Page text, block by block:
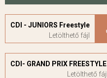
CDI - JUNIORS Freestyle
CDI- GRAND PRIX FREESTYLE